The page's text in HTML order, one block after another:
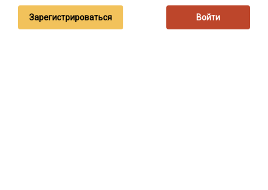
Зарегистрироваться Войти